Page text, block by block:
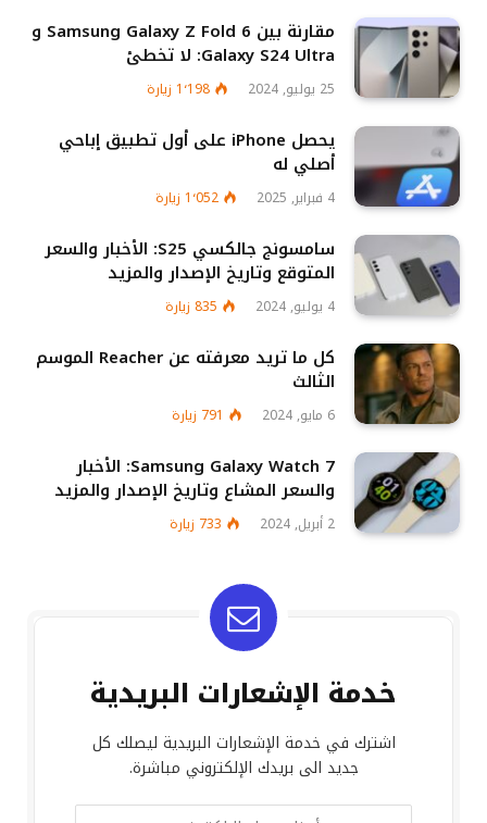
مقارنة بين Samsung Galaxy Z Fold 6 و
Galaxy S24 Ultra: لا تخطئ
25 يوليو, 2024 1٬198 زيارة
يحصل iPhone على أول تطبيق إباحي
أصلي له
4 فبراير, 2025 1٬052 زيارة
سامسونج جالكسي S25: الأخبار والسعر
المتوقع وتاريخ الإصدار والمزيد
4 يوليو, 2024 835 زيارة
كل ما تريد معرفته عن Reacher الموسم
الثالث
6 مايو, 2024 791 زيارة
Samsung Galaxy Watch 7: الأخبار
والسعر المشاع وتاريخ الإصدار والمزيد
2 أبريل, 2024 733 زيارة
خدمة الإشعارات البريدية
اشترك في خدمة الإشعارات البريدية ليصلك كل
جديد الى بريدك الإلكتروني مباشرة.